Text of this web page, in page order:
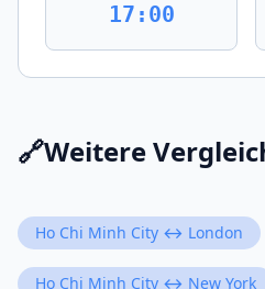
17:00
🔗Weitere
Ho Chi Minh City ↔ London
Ho Chi Minh City ↔ New York